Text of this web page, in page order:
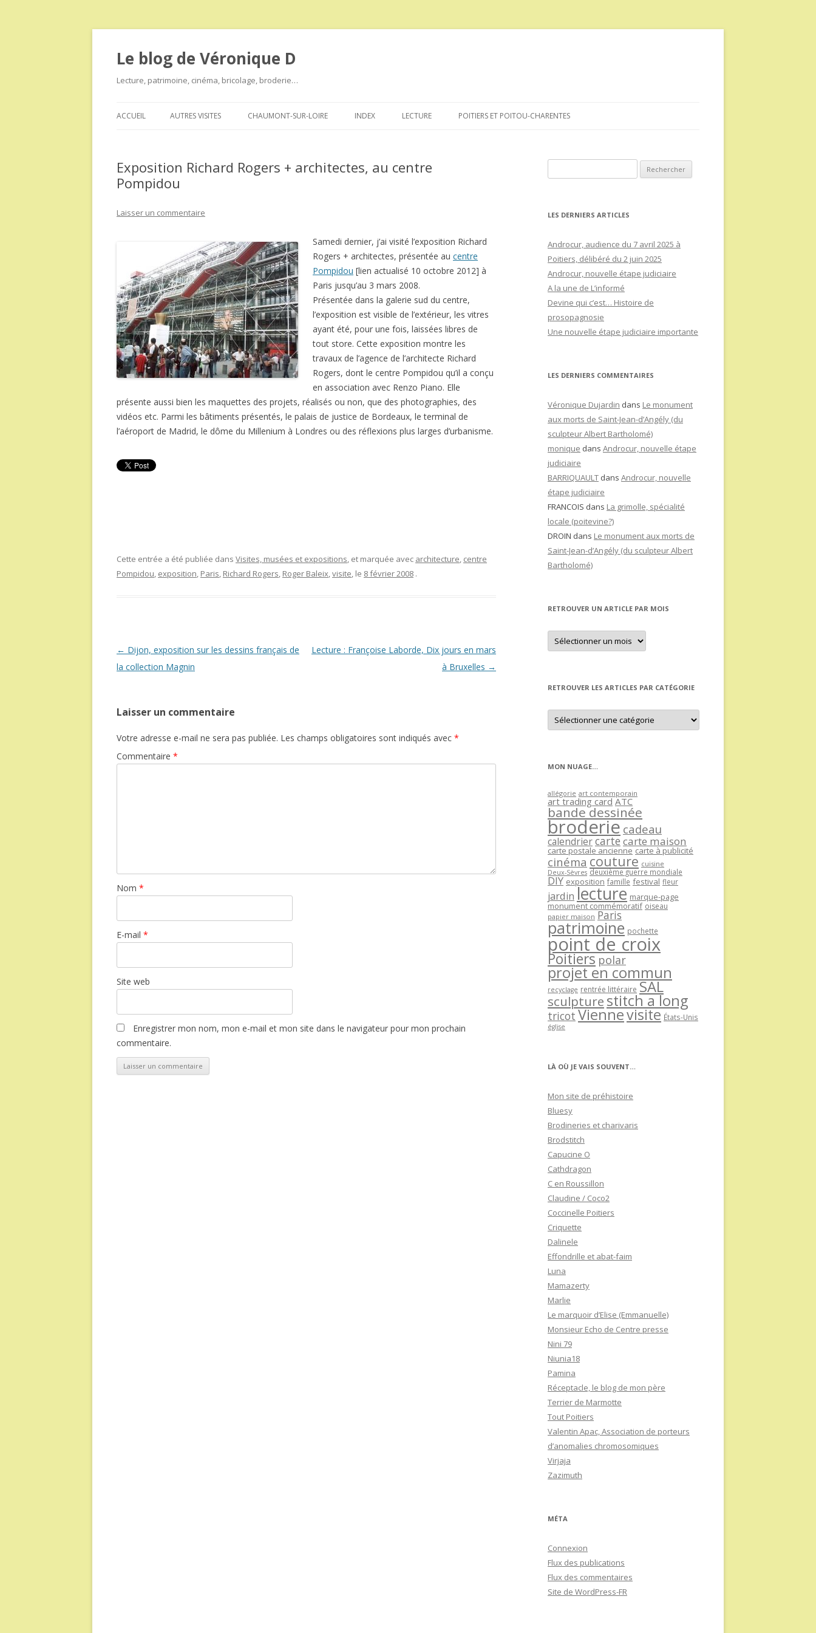
Le blog de Véronique D
Lecture, patrimoine, cinéma, bricolage, broderie…
au
ACCUEIL AUTRES VISITES CHAUMONT-SUR-LOIRE INDEX LECTURE POITIERS ET POITOU-CHARENTES
Exposition Richard Rogers + architectes, au centre
Pompidou
Laisser un commentaire
Samedi dernier, j’ai visité l’exposition Richard
Rogers + architectes, présentée au centre
Pompidou [lien actualisé 10 octobre 2012] à
Paris jusqu’au 3 mars 2008.
Présentée dans la galerie sud du centre,
l’exposition est visible de l’extérieur, les vitres
ayant été, pour une fois, laissées libres de
tout store. Cette exposition montre les
travaux de l’agence de l’architecte Richard
Rogers, dont le centre Pompidou qu’il a conçu
en association avec Renzo Piano. Elle
présente aussi bien les maquettes des projets, réalisés ou non, que des photographies, des
vidéos etc. Parmi les bâtiments présentés, le palais de justice de Bordeaux, le terminal de
l’aéroport de Madrid, le dôme du Millenium à Londres ou des réflexions plus larges d’urbanisme.
Cette entrée a été publiée dans Visites, musées et expositions, et marquée avec architecture, centre
Pompidou, exposition, Paris, Richard Rogers, Roger Baleix,visite, le 8 février 2008 .
Navigation
des
← Dijon, exposition sur les dessins français de
la collection Magnin
Lecture : Françoise Laborde, Dix jours en mars
à Bruxelles →
Laisser un commentaire
Votre adresse e-mail ne sera pas publiée. Les champs obligatoires sont indiqués avec *
Commentaire *
Nom *
E-mail *
Site web
Enregistrer mon nom, mon e-mail et mon site dans le navigateur pour mon prochain
commentaire.
LES DERNIERS ARTICLES
Androcur, audience du 7 avril 2025 à
Poitiers, délibéré du 2 juin 2025
Androcur, nouvelle étape judiciaire
A la une de L’informé
Devine qui c’est… Histoire de
prosopagnosie
Une nouvelle étape judiciaire importante
LES DERNIERS COMMENTAIRES
Véronique Dujardin dans Le monument
aux morts de Saint-Jean-d’Angély (du
sculpteur Albert Bartholomé)
monique dans Androcur, nouvelle étape
judiciaire
BARRIQUAULT dans Androcur, nouvelle
étape judiciaire
FRANCOIS dans La grimolle, spécialité
locale (poitevine?)
DROIN dans Le monument aux morts de
Saint-Jean-d’Angély (du sculpteur Albert
Bartholomé)
RETROUVER UN ARTICLE PAR MOIS
Retrouver
un
article
RETROUVER LES ARTICLES PAR CATÉGORIE
Retrouver
les
articles
MON NUAGE…
allégorie art contemporain
art trading card ATC
bande dessinée
broderie cadeau
calendriercartecarte maison
carte postale ancienne carte à publicité
cinéma couture cuisine
Deux-Sèvres deuxième guerre mondiale
DIY exposition famille festival fleur
jardin lecture marque-page
monument commémoratif oiseau
papier maison Paris
patrimoine pochette
point de croix
Poitiers polar
projet en commun
recyclage rentrée littéraire SAL
sculpture stitch a long
tricot Viennevisite États-Unis
église
LÀ OÙ JE VAIS SOUVENT…
Mon site de préhistoire
Bluesy
Brodineries et charivaris
Brodstitch
Capucine O
Cathdragon
C en Roussillon
Claudine / Coco2
Coccinelle Poitiers
Criquette
Dalinele
Effondrille et abat-faim
Luna
Mamazerty
Marlie
Le marquoir d’Elise (Emmanuelle)
Monsieur Echo de Centre presse
Nini 79
Niunia18
Pamina
Réceptacle, le blog de mon père
Terrier de Marmotte
Tout Poitiers
Valentin Apac, Association de porteurs
d’anomalies chromosomiques
Virjaja
Zazimuth
MÉTA
Connexion
Flux des publications
Flux des commentaires
Site de WordPress-FR